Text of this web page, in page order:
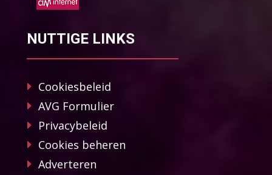
NUTTIGE LINKS
Cookiesbeleid
AVG Formulier
Privacybeleid
Cookies beheren
Adverteren